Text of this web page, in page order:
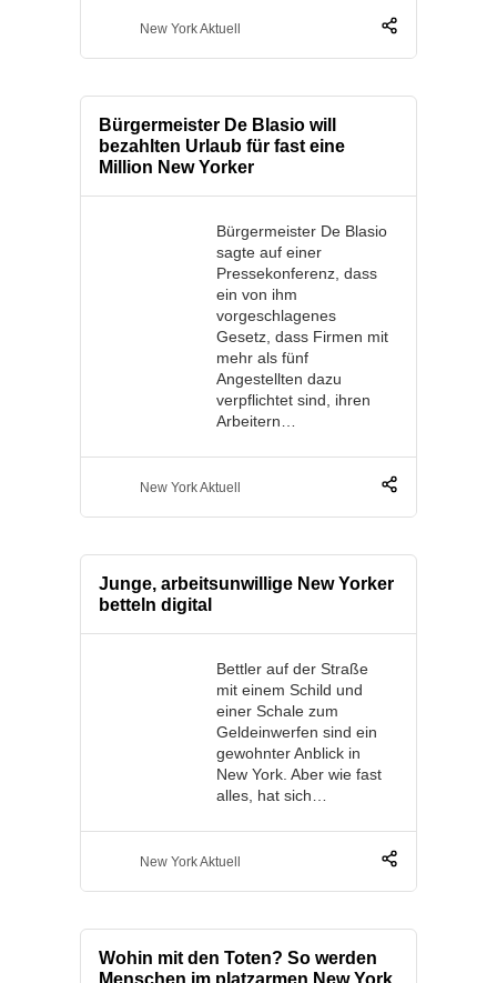
New York Aktuell
Bürgermeister De Blasio will
bezahlten Urlaub für fast eine
Million New Yorker
Bürgermeister De Blasio
sagte auf einer
Pressekonferenz, dass
ein von ihm
vorgeschlagenes
Gesetz, dass Firmen mit
mehr als fünf
Angestellten dazu
verpflichtet sind, ihren
Arbeitern…
New York Aktuell
Junge, arbeitsunwillige New Yorker
betteln digital
Bettler auf der Straße
mit einem Schild und
einer Schale zum
Geldeinwerfen sind ein
gewohnter Anblick in
New York. Aber wie fast
alles, hat sich…
New York Aktuell
Wohin mit den Toten? So werden